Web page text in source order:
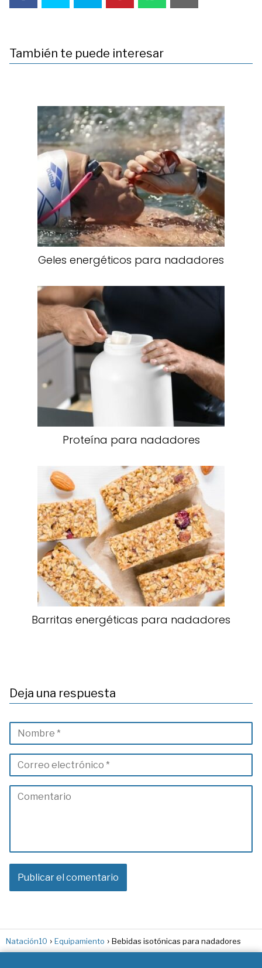
También te puede interesar
Geles energéticos para nadadores
Proteína para nadadores
Barritas energéticas para nadadores
Deja una respuesta
Natación10 Equipamiento Bebidas isotónicas para nadadores